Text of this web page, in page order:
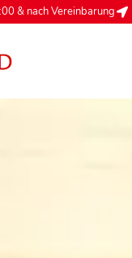
& nach Vereinbarung